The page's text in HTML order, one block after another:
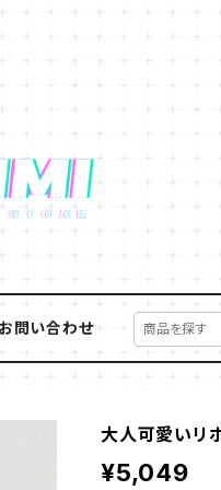
お問い合わせ
大人可愛いリ
¥5,049